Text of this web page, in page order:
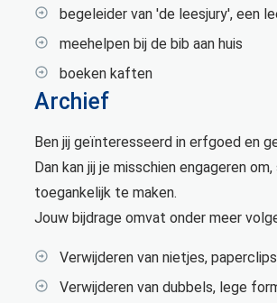
begeleider van 'de leesjury', een
meehelpen bij de bib aan huis
boeken kaften
Archief
Ben jij geïnteresseerd in erfgoed en
Dan kan jij je misschien engageren
toegankelijk te maken.
Jouw bijdrage omvat onder meer
Verwijderen van nietjes,
Verwijderen van dubbels, lege